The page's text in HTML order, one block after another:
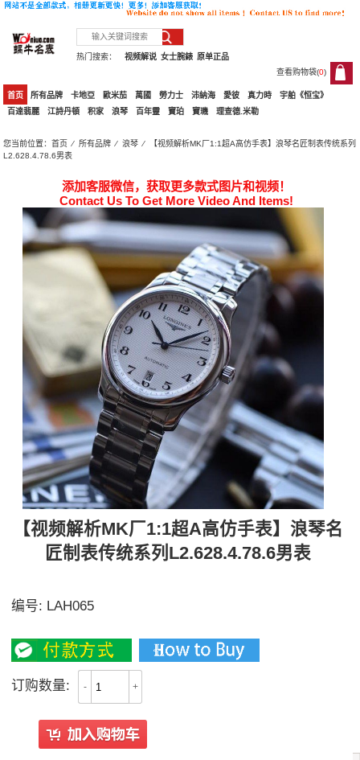
热门搜索： 原单正品
女士腕錶
视频解说
查看购物袋(0)
0
首页 所有品牌 卡地亞 歐米茄 萬國 勞力士 沛納海 愛彼 真力時
宇舶《恒宝》
百達翡麗
江詩丹頓 积家 浪琴 百年靈 寶珀 寶璣 理查德.米勒
您当前位置：首页 ⁄所有品牌 ⁄浪琴 ⁄ 【视频解析MK厂1:1超A高仿手表】浪琴名匠制表传统系列
L2.628.4.78.6男表
添加客服微信，获取更多款式图片和视频！
Contact Us To Get More Video And Items!
【视频解析MK厂1:1超A高仿手表】浪琴名
匠制表传统系列L2.628.4.78.6男表
编号: LAH065
订购数量: - +